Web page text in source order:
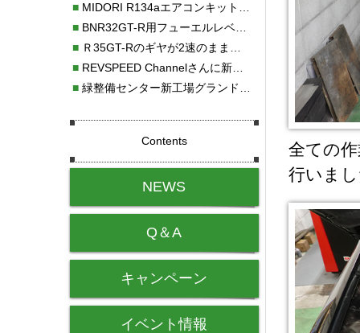
全ての
行いま
■MIDORI R134aエアコンキットタイプⅡ取り付け
■BNR32GT-R用フューエルレベルセンサー新発売！！
■Ｒ35GT-Rのギヤが2速のまま変速しない！！
■REVSPEED Channelさんに新社屋を紹介していただきました!!
■緑整備センター新工場グランドオープン・続報
Contents
NEWS
Q＆A
キャンペーン
イベント情報